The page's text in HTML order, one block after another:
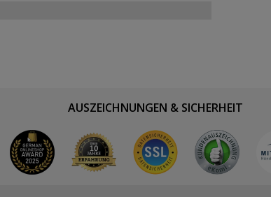
AUSZEICHNUNGEN & SICHERHEIT